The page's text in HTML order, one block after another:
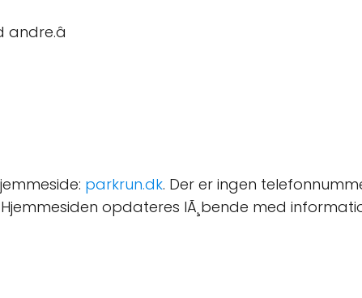
parkrun.dk. Der er ingen
opdateres lÃ¸bende med